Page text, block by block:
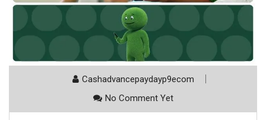
Cashadvancepaydayp9ecom
No Comment Yet